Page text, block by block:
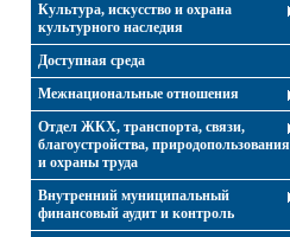
Культура, искусство и охрана
культурного наследия
Доступная среда
Межнациональные отношения
Отдел ЖКХ, транспорта, связи,
благоустройства, природопользования
и охраны труда
Внутренний муниципальный
финансовый аудит и контроль